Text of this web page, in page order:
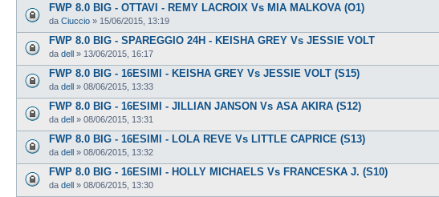
FWP 8.0 BIG - OTTAVI - REMY LACROIX Vs MIA MALKOVA (O1)
da Ciuccio » 15/06/2015, 13:19
FWP 8.0 BIG - SPAREGGIO 24H - KEISHA GREY Vs JESSIE VOLT
da dell » 13/06/2015, 16:17
FWP 8.0 BIG - 16ESIMI - KEISHA GREY Vs JESSIE VOLT (S15)
da dell » 08/06/2015, 13:33
FWP 8.0 BIG - 16ESIMI - JILLIAN JANSON Vs ASA AKIRA (S12)
da dell » 08/06/2015, 13:31
FWP 8.0 BIG - 16ESIMI - LOLA REVE Vs LITTLE CAPRICE (S13)
da dell » 08/06/2015, 13:32
FWP 8.0 BIG - 16ESIMI - HOLLY MICHAELS Vs FRANCESKA J. (S10)
da dell » 08/06/2015, 13:30